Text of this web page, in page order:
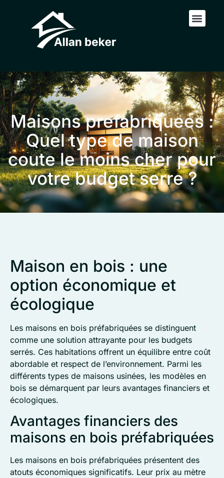
Maisons prefabriquees :
Quel type de maison
coute le moins cher pour
votre budget serre ?
Maison en bois : une
option économique et
écologique
Les maisons en bois préfabriquées se distinguent
comme une solution attrayante pour les budgets
serrés. Ces habitations offrent un équilibre entre coût
abordable et respect de l’environnement. Parmi les
différents types de maisons usinées, les modèles en
bois se démarquent par leurs avantages financiers et
écologiques.
Avantages financiers des
maisons en bois préfabriquées
Les maisons en bois préfabriquées présentent des
atouts économiques significatifs. Leur prix au mètre